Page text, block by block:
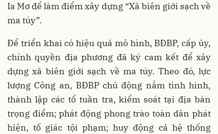
Ia Mơ để làm điểm xây dựng “Xã biên giới sạch về
ma túy”.
Để triển khai có hiệu quả mô hình, BĐBP, cấp ủy,
chính quyền địa phương đã ký cam kết để xây
dựng xã biên giới sạch về ma túy. Theo đó, lực
lượng Công an, BĐBP chủ động nắm tình hình,
thành lập các tổ tuần tra, kiểm soát tại địa bàn
trọng điểm; phát động phong trào toàn dân phát
hiện, tố giác tội phạm; huy động cả hệ thống